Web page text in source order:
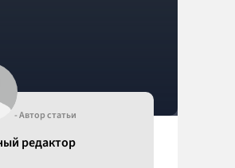
- Автор статьи
редактор